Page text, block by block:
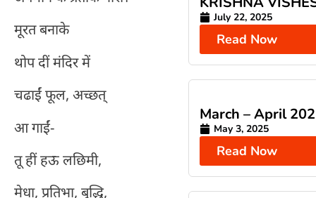
मूरत बनाके
थोप दीं मंदिर में
चढाईं फूल, अच्छत्
आ गाईं-
तू हीं हऊ लछिमी,
मेधा, प्रतिभा, बुद्धि,
July 22, 2025
Read Now
March – April
May 3, 2025
Read Now